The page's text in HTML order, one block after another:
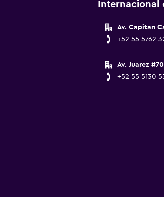
Internacional
Av. Capitan
+52 55 5762
Av. Juarez #70
+52 55 5130